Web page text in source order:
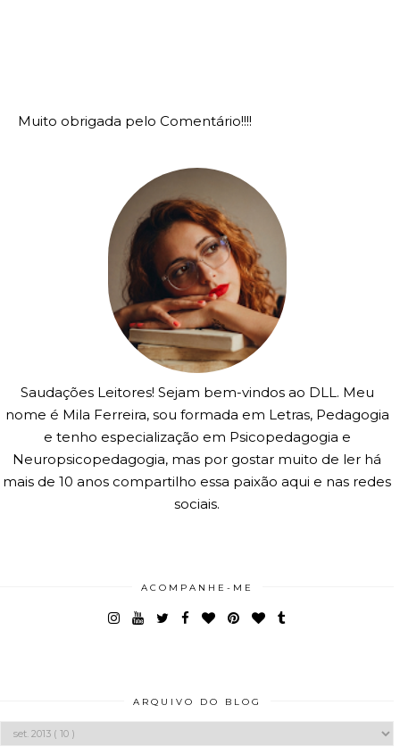
Muito obrigada pelo Comentário!!!!
Saudações Leitores! Sejam bem-vindos ao DLL. Meu
nome é Mila Ferreira, sou formada em Letras, Pedagogia
e tenho especialização em Psicopedagogia e
Neuropsicopedagogia, mas por gostar muito de ler há
mais de 10 anos compartilho essa paixão aqui e nas redes
sociais.
ACOMPANHE-ME
ARQUIVO DO BLOG